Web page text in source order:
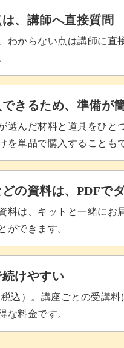
さまざまな質感を楽し
使い分けることで、ア
ートを習得して、こ
待ちしています！
、講師へ直接質問
わからない点は講師に直
きるため、準備が
選んだ材料と道具をひと
を単品で購入することも
の資料は、PDFで
料は、キットと一緒にお
ができます。
けやすい
税込）。講座ごとの受講
な料金です。